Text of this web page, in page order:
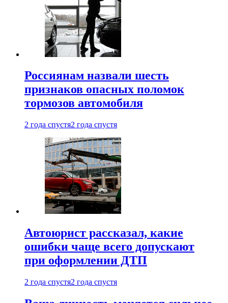
Россиянам назвали шесть
признаков опасных поломок
тормозов автомобиля
2 года спустя2 года спустя
Автоюрист рассказал, какие
ошибки чаще всего допускают
при оформлении ДТП
2 года спустя2 года спустя